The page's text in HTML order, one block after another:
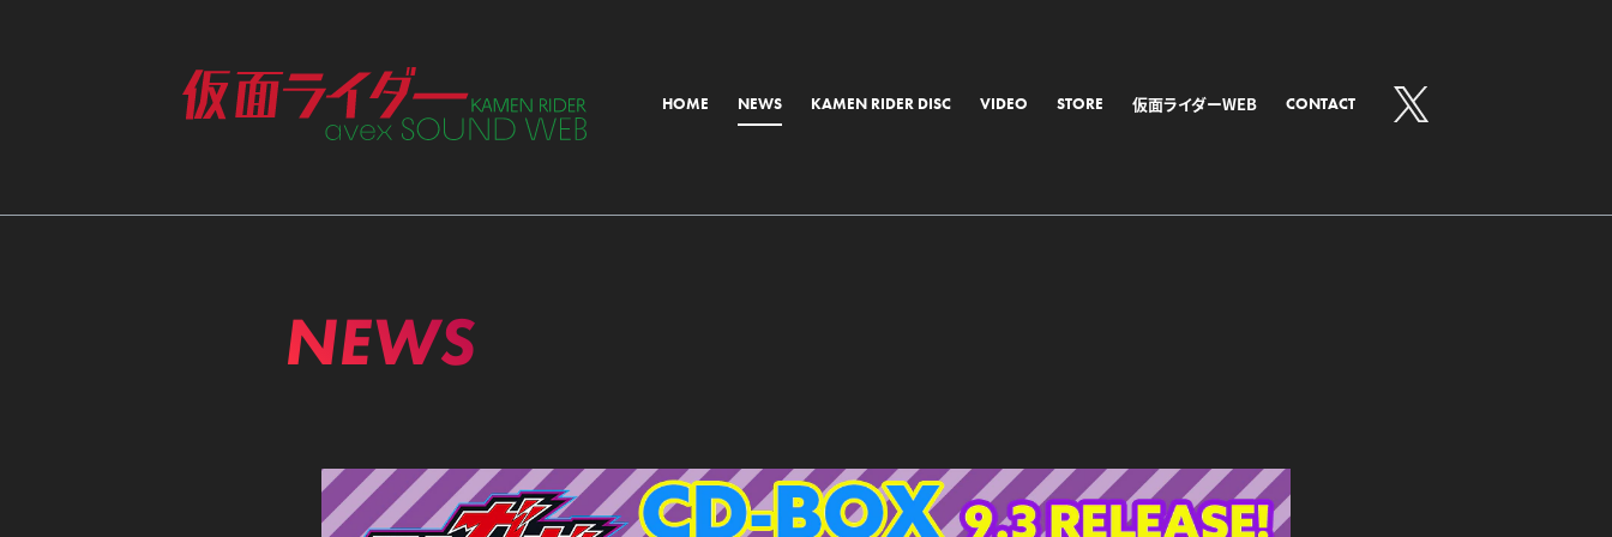
HOME NEWS KAMEN RIDER DISC
ALL
VIDEO STORE 仮面ライダーWEB CONTACT
NEWS